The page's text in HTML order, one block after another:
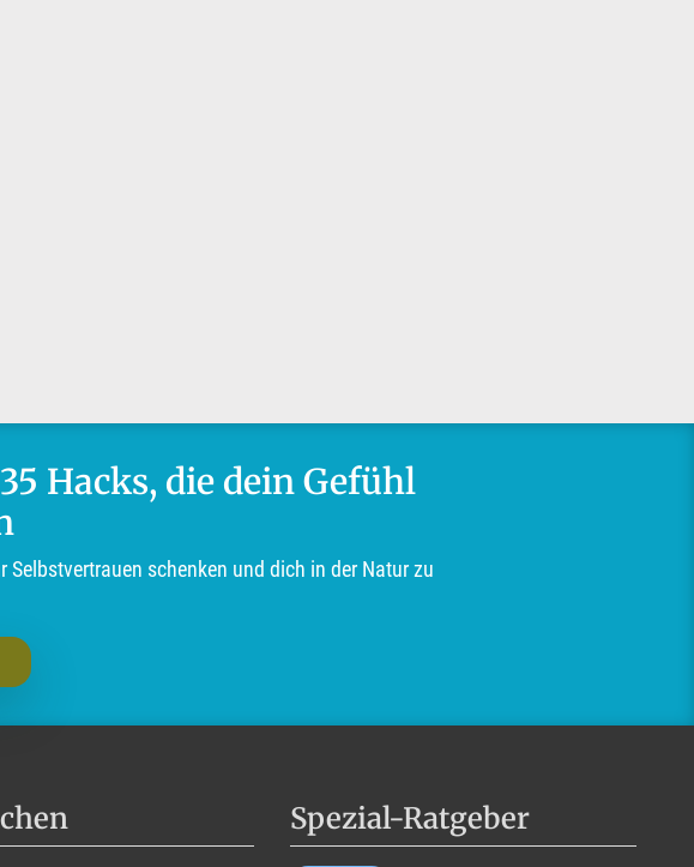
Hacks, die dein Gefühl
schenken und dich in der Natur zu
Spezial-Ratgeber